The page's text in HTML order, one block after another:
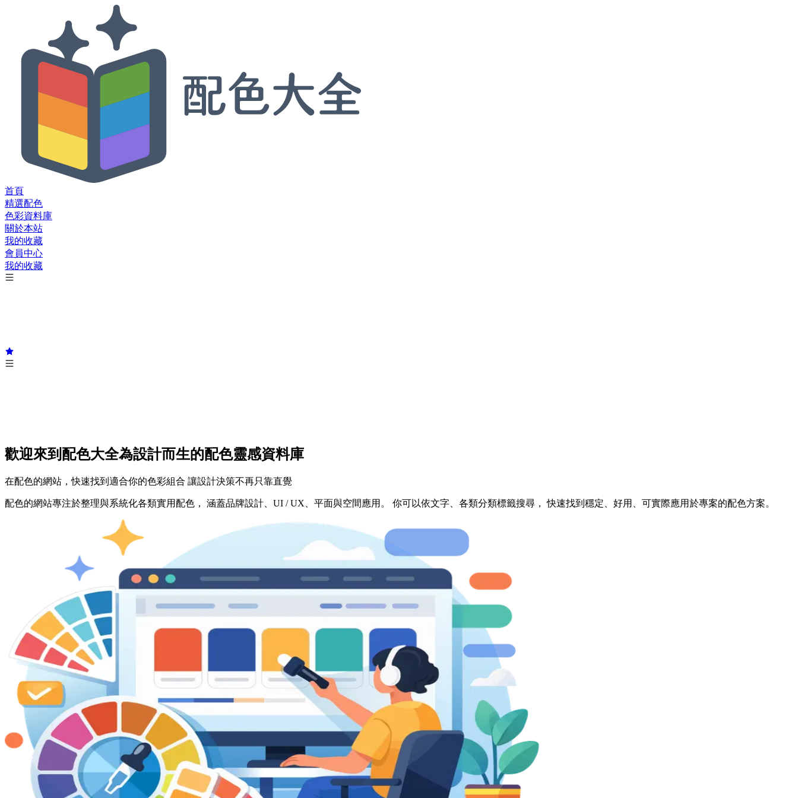
首頁
精選配色
色彩資料庫
關於本站
我的收藏
會員中心
我的收藏
歡迎來到配色大全為設計而生的配色靈感資料庫
在配色的網站，快速找到適合你的色彩組合 讓設計決策不再只靠直覺
配色的網站專注於整理與系統化各類實用配色， 涵蓋品牌設計、UI / UX、平面與空間應用。 你可以依文字、各類分類標籤搜尋， 快速找到穩定、好用、可實際應用於專案的配色方案。